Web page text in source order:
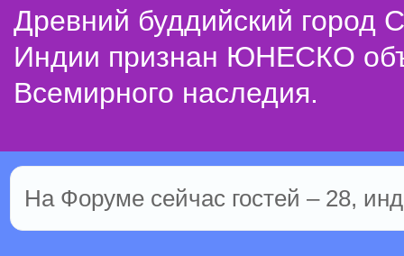
Древний буддийский город
Индии признан ЮНЕСКО
Всемирного наследия.
На Форуме сейчас гостей – 28,